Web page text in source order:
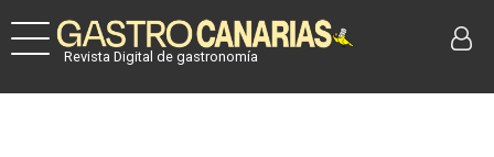
Revista Digital de gastronomía